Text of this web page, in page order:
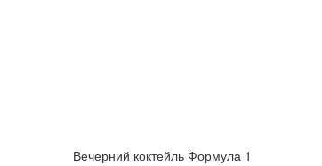
Вечерний коктейль Формула 1